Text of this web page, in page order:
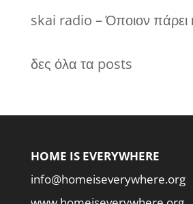
skai radio – Όποιον
δες όλα τα posts
HOME IS EVERYWHERE
info@homeiseverywhere.org